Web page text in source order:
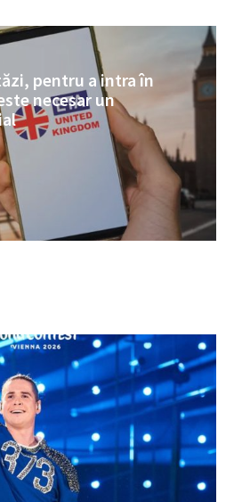
pentru a intra în
necesar un